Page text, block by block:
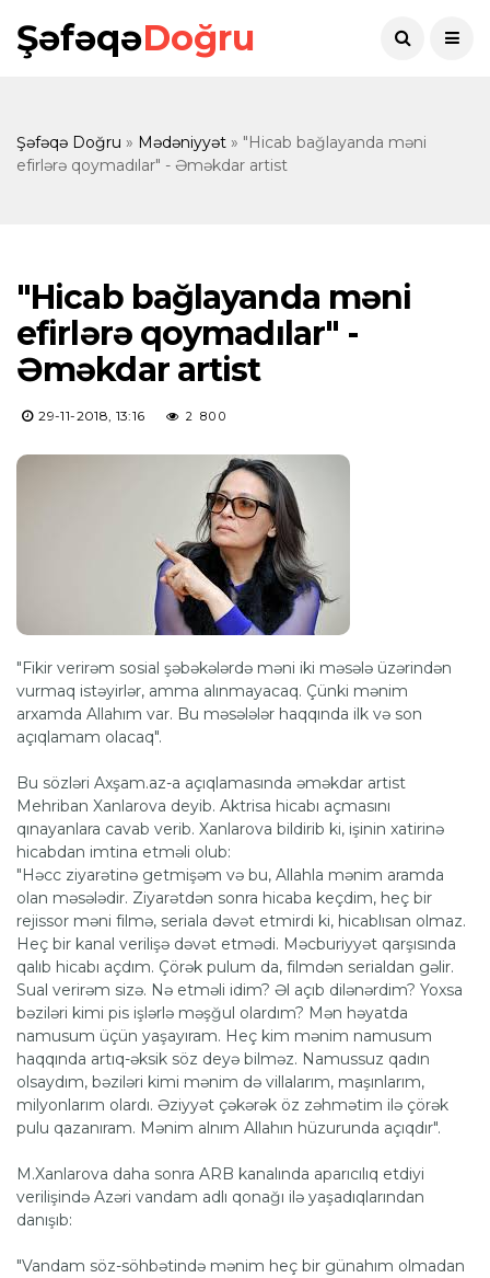
ŞəfəqəDoğru
Şəfəqə Doğru » Mədəniyyət » "Hicab bağlayanda məni
efirlərə qoymadılar" - Əməkdar artist
"Hicab bağlayanda məni
efirlərə qoymadılar" -
Əməkdar artist
29-11-2018, 13:16 2 800
"Fikir verirəm sosial şəbəkələrdə məni iki məsələ üzərindən
vurmaq istəyirlər, amma alınmayacaq. Çünki mənim
arxamda Allahım var. Bu məsələlər haqqında ilk və son
açıqlamam olacaq".
Bu sözləri Axşam.az-a açıqlamasında əməkdar artist
Mehriban Xanlarova deyib. Aktrisa hicabı açmasını
qınayanlara cavab verib. Xanlarova bildirib ki, işinin xatirinə
hicabdan imtina etməli olub:
"Həcc ziyarətinə getmişəm və bu, Allahla mənim aramda
olan məsələdir. Ziyarətdən sonra hicaba keçdim, heç bir
rejissor məni filmə, seriala dəvət etmirdi ki, hicablısan olmaz.
Heç bir kanal verilişə dəvət etmədi. Məcburiyyət qarşısında
qalıb hicabı açdım. Çörək pulum da, filmdən serialdan gəlir.
Sual verirəm sizə. Nə etməli idim? Əl açıb dilənərdim? Yoxsa
bəziləri kimi pis işlərlə məşğul olardım? Mən həyatda
namusum üçün yaşayıram. Heç kim mənim namusum
haqqında artıq-əksik söz deyə bilməz. Namussuz qadın
olsaydım, bəziləri kimi mənim də villalarım, maşınlarım,
milyonlarım olardı. Əziyyət çəkərək öz zəhmətim ilə çörək
pulu qazanıram. Mənim alnım Allahın hüzurunda açıqdır".
M.Xanlarova daha sonra ARB kanalında aparıcılıq etdiyi
verilişində Azəri vandam adlı qonağı ilə yaşadıqlarından
danışıb:
"Vandam söz-söhbətində mənim heç bir günahım olmadan